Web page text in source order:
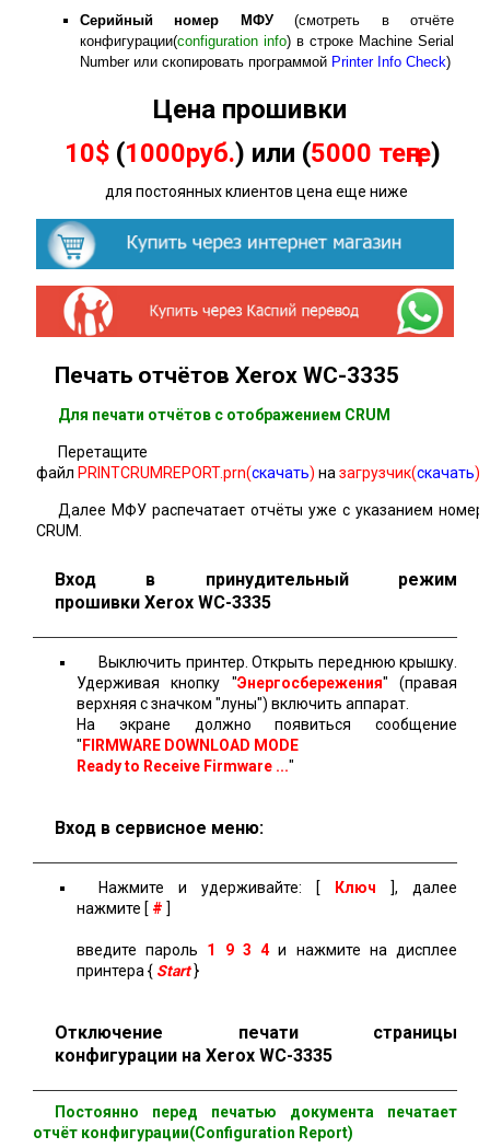
Серийный номер МФУ
(смотреть в отчёте
конфигурации(configuration info) в строке Machine Serial
Number или скопировать программой Printer Info Check)
Цена прошивки
10$ (1000руб.) или (5000 теңге)
для постоянных клиентов цена еще ниже
Печать отчётов Xerox WC-3335
Для печати отчётов c отображением CRUM
Перетащите
файл PRINTCRUMREPORT.prn(скачать) на загрузчик(скачать)
Далее МФУ распечатает отчёты уже с указанием
CRUM.
Вход в принудительный режим
прошивки Xerox WC-3335
Выключить принтер. Открыть переднюю крышку.
Удерживая кнопку "Энергосбережения" (правая
верхняя с значком "луны") включить аппарат.
На экране должно появиться сообщение
" FIRMWARE DOWNLOAD MODE
Ready to Receive Firmware ..."
Вход в сервисное меню:
Нажмите и удерживайте: [ Ключ
], далее
нажмите [ # ]
введите пароль 1 9 3 4и нажмите на дисплее
принтера { Start }
Отключение печати страницы
конфигурации на Xerox WC-3335
Постоянно перед печатью документа печатает
отчёт конфигурации(Configuration Report)